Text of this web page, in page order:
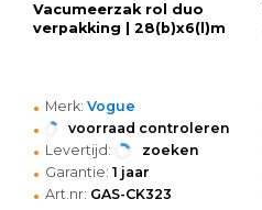
Vacumeerzak rol duo
verpakking | 28(b)x6(l)m
• Merk: Vogue
• voorraad controleren
• Levertijd: zoeken
• Garantie: 1 jaar
• Art.nr: GAS-CK323